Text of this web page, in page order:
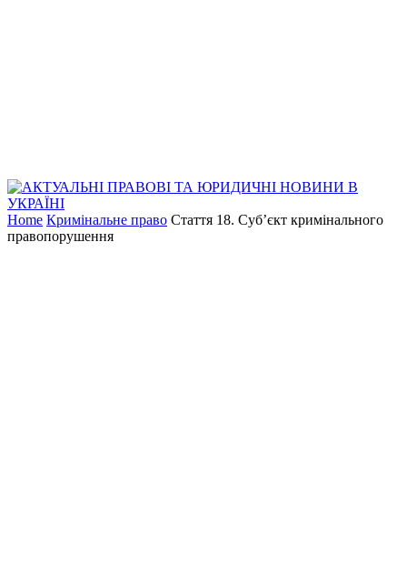
Home Кримінальне право Стаття 18. Суб’єкт кримінального
правопорушення